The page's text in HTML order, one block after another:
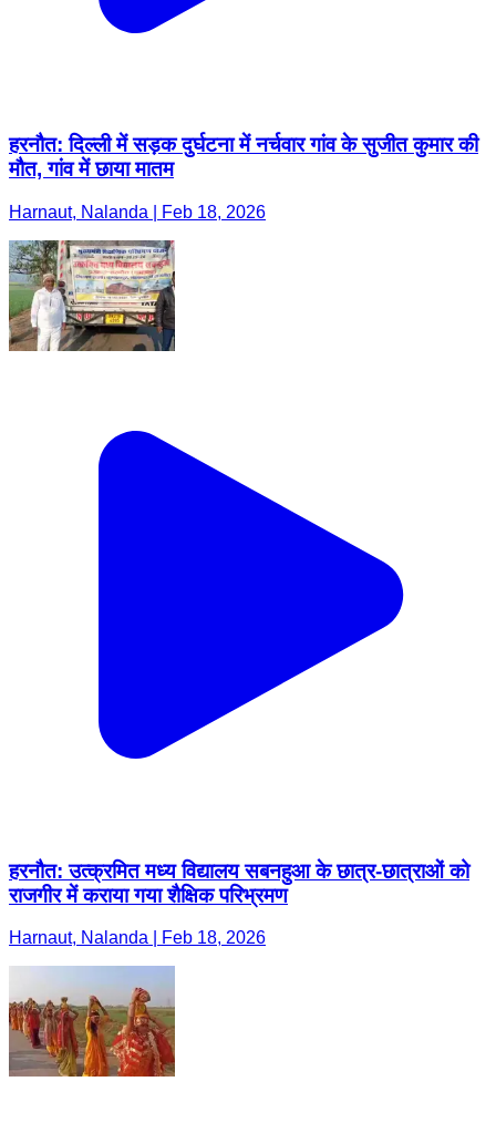
हरनौत: दिल्ली में सड़क दुर्घटना में नर्चवार गांव के सुजीत कुमार की
मौत, गांव में छाया मातम
Harnaut, Nalanda | Feb 18, 2026
हरनौत: उत्क्रमित मध्य विद्यालय सबनहुआ के छात्र-छात्राओं को
राजगीर में कराया गया शैक्षिक परिभ्रमण
Harnaut, Nalanda | Feb 18, 2026